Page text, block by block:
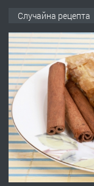
ПРЕДЛАГА
ПРЕДЛАГА
Случайна рецепта